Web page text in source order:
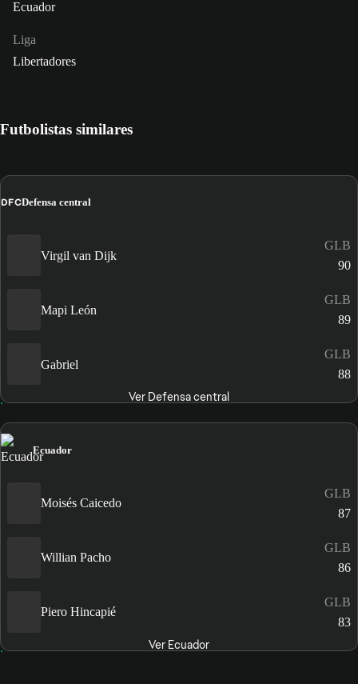
Ecuador
Liga
Libertadores
Futbolistas similares
DFCDefensa central
Virgil van Dijk
GLB
90
Mapi León
GLB
89
Gabriel
GLB
88
Ver Defensa central
Ecuador
Moisés Caicedo
GLB
87
Willian Pacho
GLB
86
Piero Hincapié
GLB
83
Ver Ecuador